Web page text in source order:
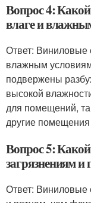
Вопрос 4: Какой
влаге и
Ответ: Виниловые
влажным
подвержены
высокой
для помещений,
другие
Вопрос 5: Какой
загрязнениям и
Ответ: Виниловые